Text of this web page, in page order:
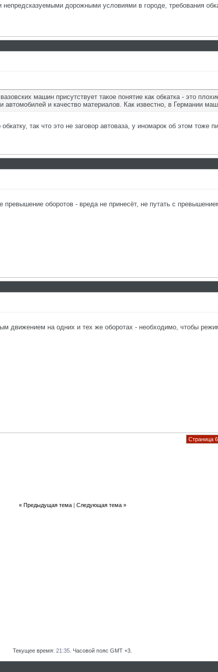
дорожными условиями в городе, требования
машин присутствует такое понятие как обкатка - это
автомобилей и качество материалов. Как известно, в Германии
так что это не заговор автоваза, у иномарок об этом тоже
оборотов - вреда не принесёт, не путать с
движением на одних и тех же оборотах - необходимо, чтобы
Страница
« Предыдущая тема| Следующая тема »
Текущее время: 21:35 . Часовой пояс GMT +3.